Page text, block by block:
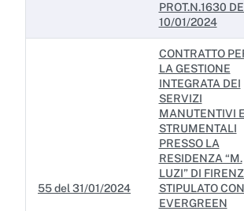
Beni immobili e gestione patrimonio
Controlli e rilievi
Pagamenti dell'amministrazione
Pianificazione e governo del
Informazioni ambientali
PROT.N.1630
10/01/2024
55 del 31/01/2024
CONTRATTO
LA GESTIONE
INTEGRATA DEI
SERVIZI
MANUTENTIVI E
STRUMENTALI
PRESSO LA
RESIDENZA “M.
LUZI” DI
STIPULATO CON
EVERGREEN